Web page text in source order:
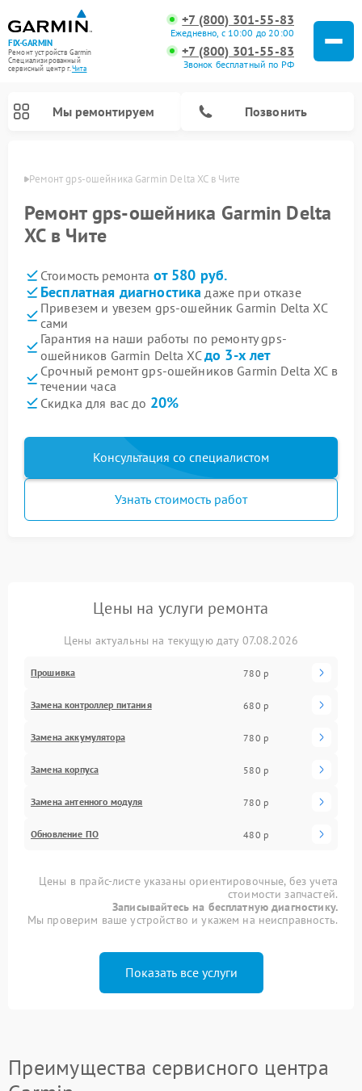
FIX-GARMIN
Ремонт устройств Garmin
Специализированный
cервисный центр г.Чита
+7 (800) 301-55-83
Ежедневно, с 10:00 до 20:00
+7 (800) 301-55-83
Звонок бесплатный по РФ
Мы ремонтируем Позвонить
Ремонт gps-ошейника Garmin Delta XC в Чите
Ремонт gps-ошейника Garmin Delta
XC в Чите
Стоимость ремонта от 580 руб.
Бесплатная диагностика даже при отказе
Привезем и увезем gps-ошейник Garmin Delta XC
сами
Гарантия на наши работы по ремонту gps-
ошейников Garmin Delta XCдо 3-х лет
Срочный ремонт gps-ошейников Garmin Delta XC в
течении часа
Скидка для вас до 20%
Консультация со специалистом
Узнать стоимость работ
Цены на услуги ремонта
Цены актуальны на текущую дату 07.08.2026
Прошивка 780 р
Замена контроллер питания 680 р
Замена аккумулятора 780 р
Замена корпуса 580 р
Замена антенного модуля 780 р
Обновление ПО 480 р
Цены в прайс-листе указаны ориентировочные, без учета
стоимости запчастей.
Записывайтесь на бесплатную диагностику.
Мы проверим ваше устройство и укажем на неисправность.
Показать все услуги
Преимущества сервисного центра